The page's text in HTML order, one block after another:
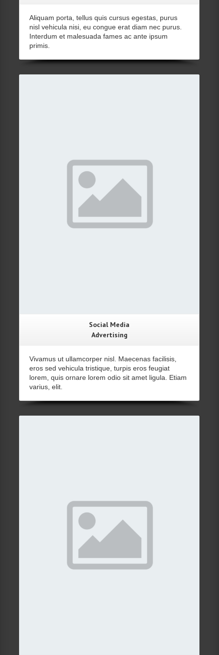
Aliquam porta, tellus quis cursus egestas, purus
nisl vehicula nisi, eu congue erat diam nec purus.
Interdum et malesuada fames ac ante ipsum
primis.
Social Media
Advertising
Vivamus ut ullamcorper nisl. Maecenas facilisis,
eros sed vehicula tristique, turpis eros feugiat
lorem, quis ornare lorem odio sit amet ligula. Etiam
varius, elit.